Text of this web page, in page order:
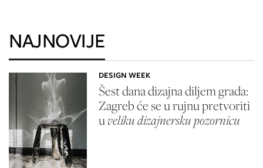
NAJNOVIJE
DESIGN WEEK
Šest dana dizajna diljem grada:
Zagreb će se u rujnu pretvoriti
uveliku dizajnersku pozornicu